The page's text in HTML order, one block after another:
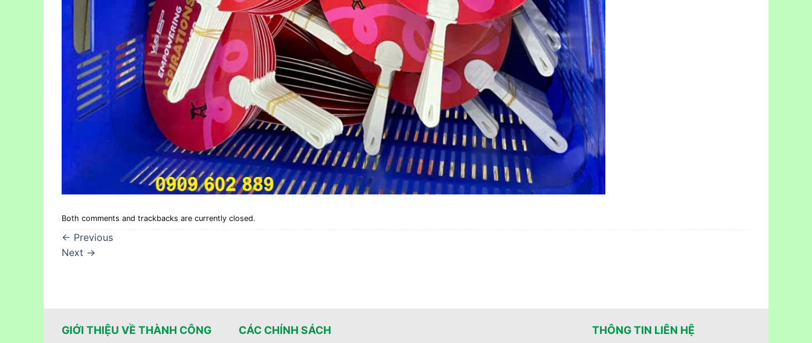
Both comments and trackbacks are currently closed.
← Previous
Next →
GIỚI THIỆU VỀ THÀNH CÔNG CÁC CHÍNH SÁCH THÔNG TIN LIÊN HỆ